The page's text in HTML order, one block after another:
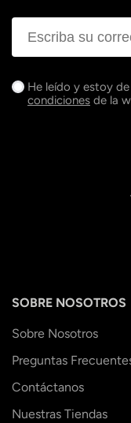
He leído y estoy
condiciones de la
SOBRE NOSOTROS
Sobre Nosotros
Preguntas
Contáctanos
Nuestras Tiendas